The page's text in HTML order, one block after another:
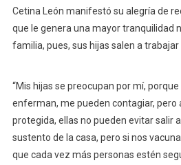
Cetina León manifestó su alegría de
que le genera una mayor tranquilidad
familia, pues, sus hijas salen a trabajar
“Mis hijas se preocupan por mí,
enferman, me pueden contagiar, pero
protegida, ellas no pueden evitar salir
sustento de la casa, pero si nos
que cada vez más personas estén